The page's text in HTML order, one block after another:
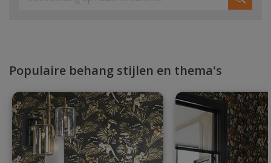
Populaire behang stijlen en thema's